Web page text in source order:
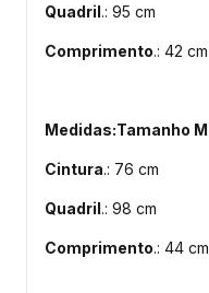
Quadril.: 95 cm
Comprimento.: 42 cm
Medidas:Tamanho M
Cintura.: 76 cm
Quadril.: 98 cm
Comprimento.: 44 cm